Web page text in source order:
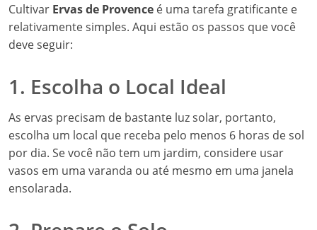
Cultivar Ervas de Provence é uma tarefa gratificante e
relativamente simples. Aqui estão os passos que você
deve seguir:
1. Escolha o Local Ideal
As ervas precisam de bastante luz solar, portanto,
escolha um local que receba pelo menos 6 horas de sol
por dia. Se você não tem um jardim, considere usar
vasos em uma varanda ou até mesmo em uma janela
ensolarada.